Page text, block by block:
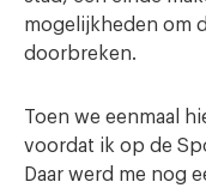
mogelijkheden om
doorbreken.
Toen we eenmaal
voordat ik op de
Daar werd me nog